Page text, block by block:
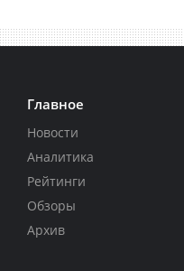
Главное
Новости
Аналитика
Рейтинги
Обзоры
Архив